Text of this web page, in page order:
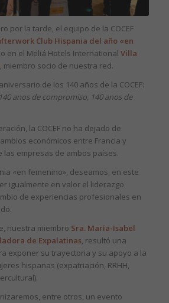
por la tarde, el equipo de la COCEF
Club Hispania del año «en
en el Meliá Hotels International Villa
, miembro socio de nuestra red.
de los 140 años de la COCEF:
anos de compromiso, 140 anos de
la COCEF no ha dejado de
económicos entre Francia y
las empresas de ambos países.
«en femenino», deseamos, en este
igualmente en valor el liderazgo
de experiencias profesionales en
nuestra miembro Sra. Maria-Isabel
de Expalatinas, resultó una
exponer su trayectoria y su apoyo a la
hispanas (expatriación, RRHH,
entre otros, un evento